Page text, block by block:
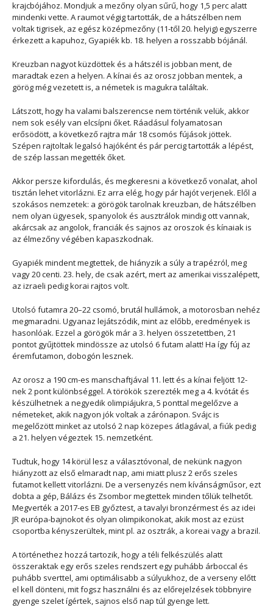
krajcbójához. Mondjuk a mezőny olyan sűrű, hogy 1,5 perc alatt
mindenki vette. A raumot végig tartották, de a hátszélben nem
voltak tigrisek, az egész középmezőny (11-től 20. helyig) egyszerre
érkezett a kapuhoz, Gyapiék kb. 18. helyen a rosszabb bójánál.
Kreuzban nagyot küzdöttek és a hátszél is jobban ment, de
maradtak ezen a helyen. A kínai és az orosz jobban mentek, a
görög még vezetett is, a németek is magukra találtak.
Látszott, hogy ha valami balszerencse nem történik velük, akkor
nem sok esély van elcsípni őket. Ráadásul folyamatosan
erősödött, a következő rajtra már 18 csomós fújások jöttek.
Szépen rajtoltak legalsó hajóként és pár percig tartották a lépést,
de szép lassan megették őket.
Akkor persze kifordulás, és megkeresni a következő vonalat, ahol
tisztán lehet vitorlázni. Ez arra elég, hogy pár hajót verjenek. Elől a
szokásos nemzetek: a görögök tarolnak kreuzban, de hátszélben
nem olyan ügyesek, spanyolok és ausztrálok mindig ott vannak,
akárcsak az angolok, franciák és sajnos az oroszok és kínaiak is
az élmezőny végében kapaszkodnak.
Gyapiék mindent megtettek, de hiányzik a súly a trapézról, meg
vagy 20 centi. 23. hely, de csak azért, mert az amerikai visszalépett,
az izraeli pedig korai rajtos volt.
Utolsó futamra 20–22 csomó, brutál hullámok, a motorosban nehéz
megmaradni. Ugyanaz lejátszódik, mint az előbb, eredmények is
hasonlóak. Ezzel a görögök már a 3. helyen összetettben, 21
pontot gyűjtöttek mindössze az utolsó 6 futam alatt! Ha így fúj az
éremfutamon, dobogón lesznek.
Az orosz a 190 cm-es manschaftjával 11. lett és a kínai feljött 12-
nek 2 pont különbséggel. A törökök szerezték meg a 4. kvótát és
készülhetnek a negyedik olimpiájukra, 5 ponttal megelőzve a
németeket, akik nagyon jók voltak a zárónapon. Svájc is
megelőzött minket az utolsó 2 nap közepes átlagával, a fiúk pedig
a 21. helyen végeztek 15. nemzetként.
Tudtuk, hogy 14 körül lesz a választóvonal, de nekünk nagyon
hiányzott az első elmaradt nap, ami miatt plusz 2 erős szeles
futamot kellett vitorlázni. De a versenyzés nem kívánságműsor, ezt
dobta a gép, Bálázs és Zsombor megtettek minden tőlük telhetőt.
Megverték a 2017-es EB győztest, a tavalyi bronzérmest és az idei
JR európa-bajnokot és olyan olimpikonokat, akik most az ezüst
csoportba kényszerültek, mint pl. az osztrák, a koreai vagy a brazil.
A történethez hozzá tartozik, hogy a téli felkészülés alatt
összeraktak egy erős szeles rendszert egy puhább árboccal és
puhább sverttel, ami optimálisabb a súlyukhoz, de a verseny előtt
el kell dönteni, mit fogsz használni és az előrejelzések többnyire
gyenge szelet ígértek, sajnos első nap túl gyenge lett.